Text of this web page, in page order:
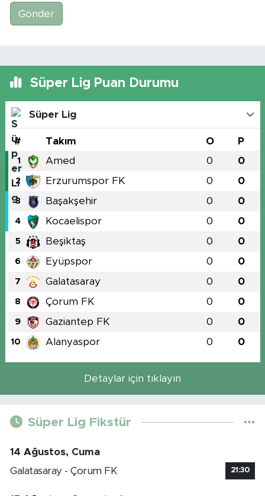
Gönder
Süper Lig Puan Durumu
Süper Lig
# Takım O P
1 Amed 0 0
2 Erzurumspor FK 0 0
3 Başakşehir 0 0
4 Kocaelispor 0 0
5 Beşiktaş 0 0
6 Eyüpspor 0 0
7 Galatasaray 0 0
8 Çorum FK 0 0
9 Gaziantep FK 0 0
10 Alanyaspor 0 0
Detaylar için tıklayın
Süper Lig Fikstür
14 Ağustos, Cuma
Galatasaray - Çorum FK
21:30